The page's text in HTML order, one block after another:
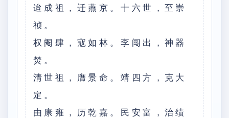
迨成祖，迁燕京。十六世，至崇
祯。
权阉肆，寇如林。李闯出，神器
焚。
清世祖，膺景命。靖四方，克大
定。
由康雍，历乾嘉。民安富，治绩